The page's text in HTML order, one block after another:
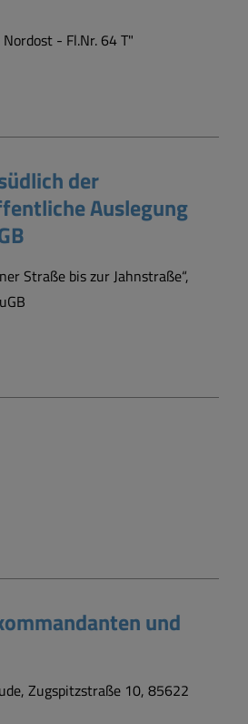
- Fl.Nr. 64 T"
der
Auslegung
Straße bis zur Jahnstraße“,
und
Zugspitzstraße 10, 85622